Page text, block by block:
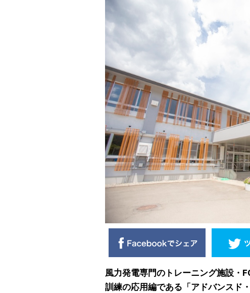
風力発電専門のトレーニング施設・
訓練の応用編である「アドバンスド